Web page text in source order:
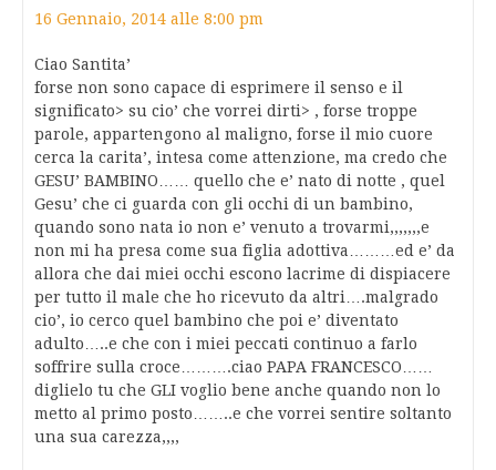
16 Gennaio, 2014 alle 8:00 pm
Ciao Santita’
forse non sono capace di esprimere il senso e il
significato> su cio’ che vorrei dirti> , forse troppe
parole, appartengono al maligno, forse il mio cuore
cerca la carita’, intesa come attenzione, ma credo che
GESU’ BAMBINO…… quello che e’ nato di notte , quel
Gesu’ che ci guarda con gli occhi di un bambino,
quando sono nata io non e’ venuto a trovarmi,,,,,,,e
non mi ha presa come sua figlia adottiva………ed e’ da
allora che dai miei occhi escono lacrime di dispiacere
per tutto il male che ho ricevuto da altri….malgrado
cio’, io cerco quel bambino che poi e’ diventato
adulto…..e che con i miei peccati continuo a farlo
soffrire sulla croce……….ciao PAPA FRANCESCO……
diglielo tu che GLI voglio bene anche quando non lo
metto al primo posto……..e che vorrei sentire soltanto
una sua carezza,,,,